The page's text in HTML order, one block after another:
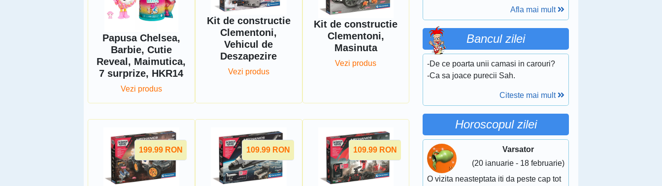
Papusa Chelsea,
Barbie, Cutie
Reveal, Maimutica,
7 surprize, HKR14
Vezi produs
Kit de constructie
Clementoni,
Vehicul de
Deszapezire
Vezi produs
Kit de constructie
Clementoni,
Masinuta
Vezi produs
199.99 RON 109.99 RON 109.99 RON
Afla mai mult
Bancul zilei
-De ce poarta unii camasi in carouri?
-Ca sa joace purecii Sah.
Citeste mai mult
Horoscopul zilei
Varsator
(20 ianuarie - 18 februarie)
O vizita neasteptata iti da peste cap tot